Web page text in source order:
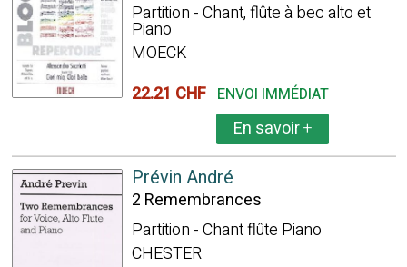
Partition - Chant, flûte à bec alto et
Piano
MOECK
22.21 CHF ENVOI IMMÉDIAT
En savoir+
Prévin André
2 Remembrances
Partition - Chant flûte Piano
CHESTER